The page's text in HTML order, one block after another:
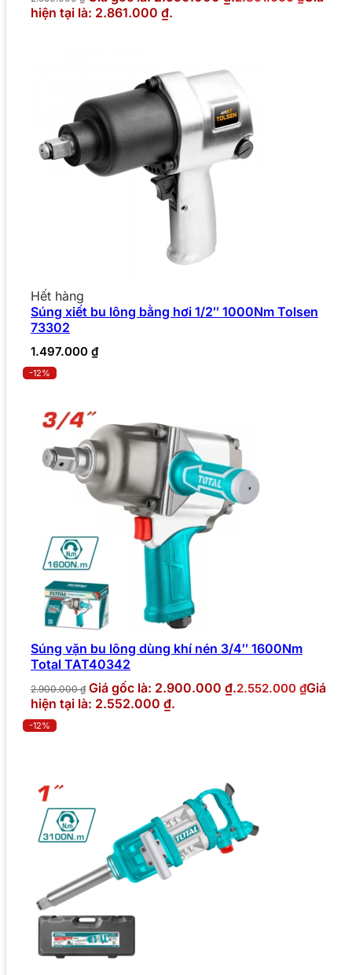
hiện tại là: 2.861.000 ₫.
Hết hàng
Súng xiết bu lông bằng hơi 1/2″ 1000Nm Tolsen
73302
1.497.000 ₫
-12%
Súng vặn bu lông dùng khí nén 3/4″ 1600Nm
Total TAT40342
2.900.000₫ Giá gốc là: 2.900.000 ₫.2.552.000 ₫Giá
hiện tại là: 2.552.000 ₫.
-12%